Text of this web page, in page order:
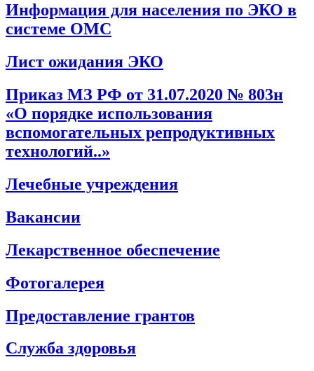
Информация для населения по ЭКО в
системе ОМС
Лист ожидания ЭКО
Приказ МЗ РФ от 31.07.2020 № 803н
«О порядке использования
вспомогательных репродуктивных
технологий..»
Лечебные учреждения
Вакансии
Лекарственное обеспечение
Фотогалерея
Предоставление грантов
Служба здоровья